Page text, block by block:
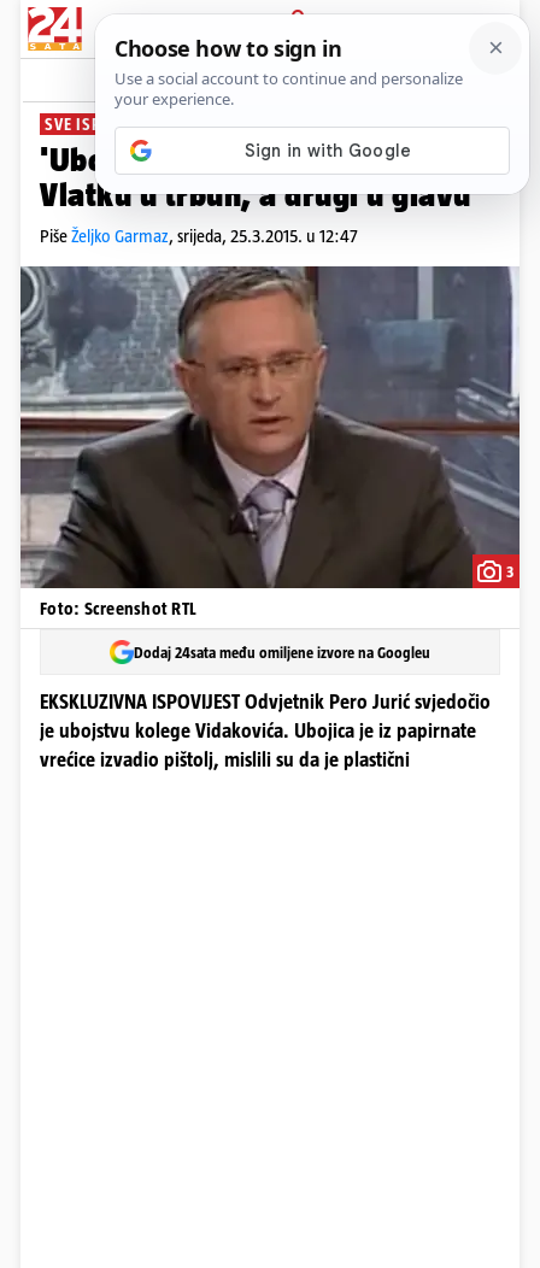
PRIJAVA
News Komentari
SVE ISPLANIRAO
'Ubojica je prvi metak ispalio
Vlatku u trbuh, a drugi u glavu'
PišeŽeljko Garmaz, srijeda, 25.3.2015. u 12:47
3
Foto: Screenshot RTL
Dodaj 24sata među omiljene izvore na Googleu
EKSKLUZIVNA ISPOVIJEST Odvjetnik Pero Jurić svjedočio
je ubojstvu kolege Vidakovića. Ubojica je iz papirnate
vrećice izvadio pištolj, mislili su da je plastični